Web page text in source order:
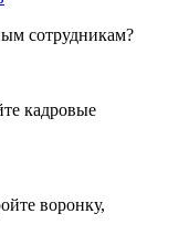
сотрудникам?
кадровые
воронку,